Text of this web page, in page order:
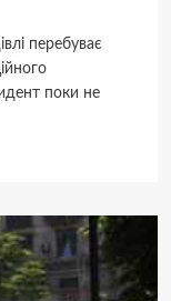
перебуває
поки не